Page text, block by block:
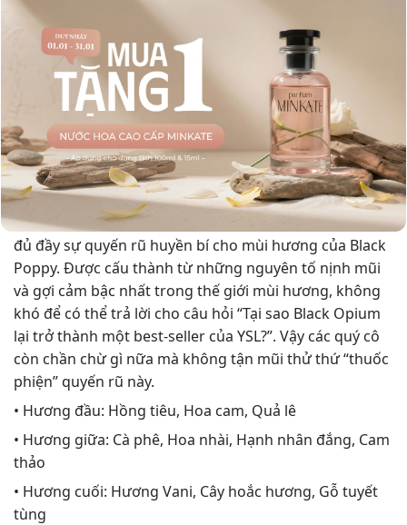
dành cho các quý cô mỗi khi trời trở lạnh bằng mùi
hương ấm áp đầy gợi cảm. Với chủ điểm là mùi hương
ngọt ngào đến từ đồ ăn (Gourmand), Black Poppy xây
dựng lên sự đẹp đẽ của mình xung quanh Vanilla, Cà
phê và Hạnh nhân. Vanilla thơm béo, Hạnh nhân bùi
ngậy, được cô đọng lại cùng hương thơm đặc trưng
khó lẫn của Cà phê, hòa hợp lại và tạo dựng lên bộ
khung vững chắc cho mùi hương đến từ nhà Miyako.
Một chút Trái cây ngọt ở phần mở đầu, cùng Hoắc
hương quyến rũ làm nền ở sau, bồi đắp và hoàn thiện
đủ đầy sự quyến rũ huyền bí cho mùi hương của Black
Poppy. Được cấu thành từ những nguyên tố nịnh mũi
và gợi cảm bậc nhất trong thế giới mùi hương, không
khó để có thể trả lời cho câu hỏi “Tại sao Black Opium
lại trở thành một best-seller của YSL?”. Vậy các quý cô
còn chần chừ gì nữa mà không tận mũi thử thứ “thuốc
phiện” quyến rũ này.
• Hương đầu: Hồng tiêu, Hoa cam, Quả lê
• Hương giữa: Cà phê, Hoa nhài, Hạnh nhân đắng, Cam
thảo
• Hương cuối: Hương Vani, Cây hoắc hương, Gỗ tuyết
tùng